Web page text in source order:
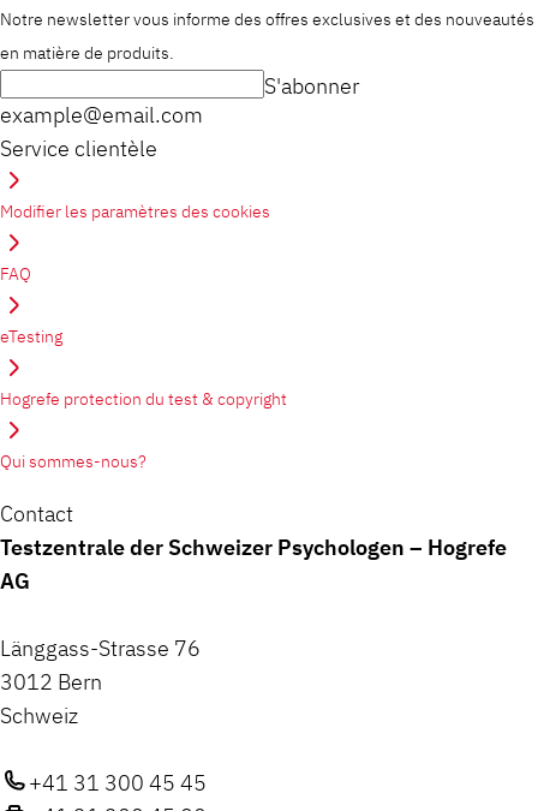
Notre newsletter vous informe des offres exclusives et des nouveautés
en matière de produits.
example@email.com
S'abonner
Service clientèle
Modifier les paramètres des cookies
FAQ
eTesting
Hogrefe protection du test & copyright
Qui sommes-nous?
Contact
Testzentrale der Schweizer Psychologen – Hogrefe
AG
Länggass-Strasse 76
3012 Bern
Schweiz
+41 31 300 45 45